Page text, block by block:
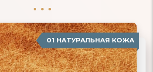
01 НАТУРАЛЬНАЯ КОЖА
02 ЭКОКОЖА
КОЖА